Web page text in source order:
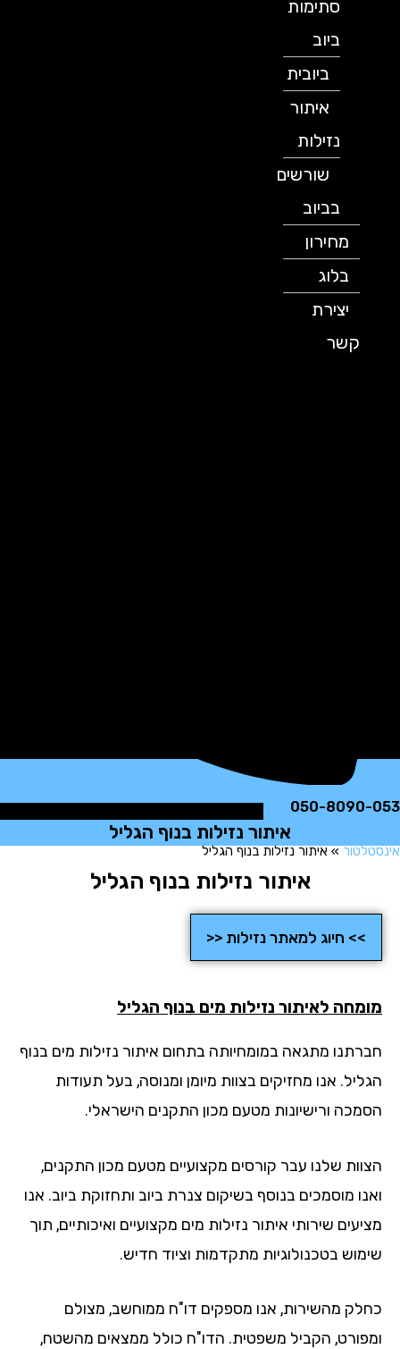
סתימות
ביובית
איתור
נזילות
שורשים
בביוב
מחירון
יצירת
קשר
050-
איתור נזילות בנוף הגליל
»איתור נזילות בנוף הגליל
איתור נזילות בנוף הגליל
>> חיוג למאתר נזילות <<
לאיתור נזילות מים בנוף הגליל
מתגאה במומחיותה בתחום איתור נזילות מים בנוף
אנו מחזיקים בצוות מיומן ומנוסה, בעל תעודות
ורישיונות מטעם מכון התקנים הישראלי.
שלנו עבר קורסים מקצועיים מטעם מכון התקנים,
מוסמכים בנוסף בשיקום צנרת ביוב ותחזוקת ביוב. אנו
שירותי איתור נזילות מים מקצועיים ואיכותיים, תוך
בטכנולוגיות מתקדמות וציוד חדיש.
מהשירות, אנו מספקים דו"ח ממוחשב, מצולם
הקביל משפטית. הדו"ח כולל ממצאים מהשטח,